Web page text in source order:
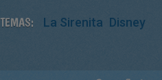
TEMAS: La Sirenita Disney